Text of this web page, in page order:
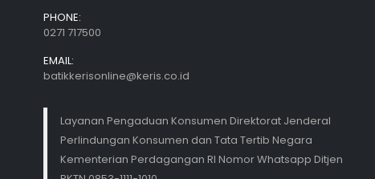
PHONE:
0271 717500
EMAIL:
batikkerisonline@keris.co.id
Layanan Pengaduan Konsumen Direktorat Jenderal
Perlindungan Konsumen dan Tata Tertib Negara
Kementerian Perdagangan RI Nomor Whatsapp Ditjen